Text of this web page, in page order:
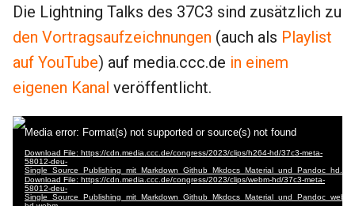
tDie Lightning Talks des 37C3 sind zusätzlich zu
den Vortragsaufzeichnungen (auch als Playlist
auf YouTube) auf media.ccc.de in einem
eigenen Kanal veröffentlicht.